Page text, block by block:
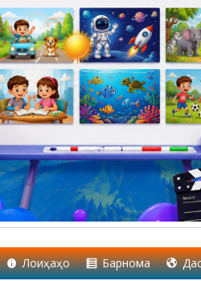
Лоиҳаҳо Барнома